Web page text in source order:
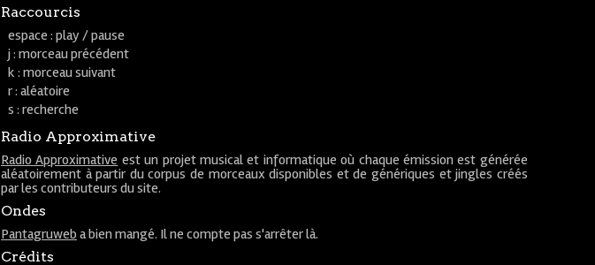
Raccourcis
espace : play / pause
j : morceau précédent
k : morceau suivant
r : aléatoire
s : recherche
Radio Approximative
Radio Approximative est un projet musical et informatique où chaque émission est générée
aléatoirement à partir du corpus de morceaux disponibles et de génériques et jingles créés
par les contributeurs du site.
Ondes
Pantagruweb a bien mangé. Il ne compte pas s'arrêter là.
Crédits